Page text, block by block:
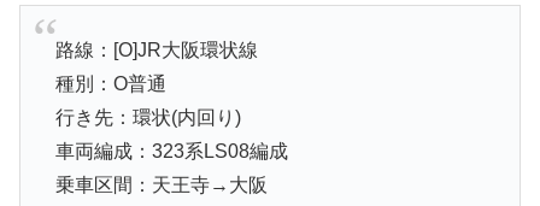
路線：[O]JR大阪環状線
種別：O普通
行き先：環状(内回り)
車両編成：323系LS08編成
乗車区間：天王寺→大阪